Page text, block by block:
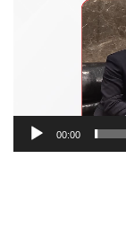
00:00